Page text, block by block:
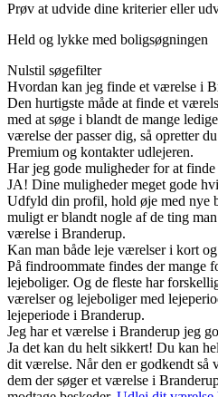
Prøv at udvide dine kriterier eller
Held og lykke med boligsøgningen
Nulstil søgefilter
Hvordan kan jeg finde et værelse i
Den hurtigste måde at finde et
med at søge i blandt de mange
værelse der passer dig, så opretter
Premium og kontakter udlejeren.
Har jeg gode muligheder for at
JA! Dine muligheder meget gode
Udfyld din profil, hold øje med nye
muligt er blandt nogle af de ting
værelse i Branderup.
Kan man både leje værelser i kort
På findroommate findes der mange
lejeboliger. Og de fleste har
værelser og lejeboliger med
lejeperiode i Branderup.
Jeg har et værelse i Branderup jeg
Ja det kan du helt sikkert! Du kan
dit værelse. Når den er godkendt
dem der søger et værelse i